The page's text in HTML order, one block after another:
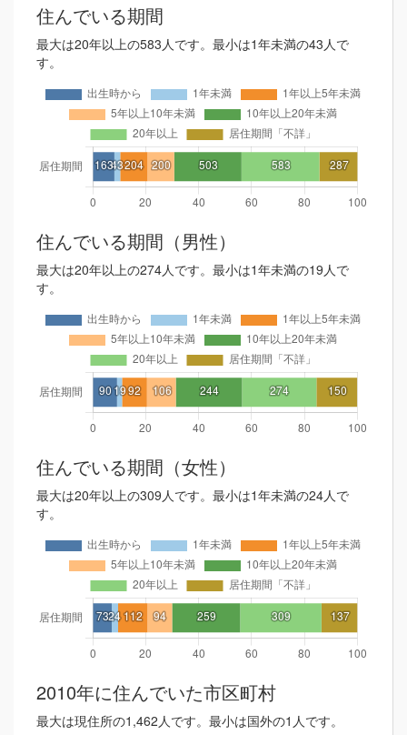
住んでいる期間
最大は20年以上の583人です。最小は1年未満の43人で
す。
住んでいる期間（男性）
最大は20年以上の274人です。最小は1年未満の19人で
す。
住んでいる期間（女性）
最大は20年以上の309人です。最小は1年未満の24人で
す。
2010年に住んでいた市区町村
最大は現住所の1,462人です。最小は国外の1人です。